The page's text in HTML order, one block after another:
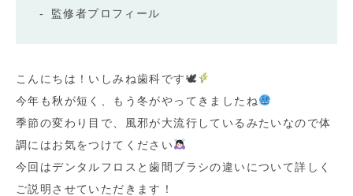
監修者プロフィール
こんにちは！いしみね歯科です🕊
今年も秋が短く、もう冬がやってきましたね
季節の変わり目で、風邪が大流行しているみたいなので体
調にはお気をつけてください
今回はデンタルフロスと歯間ブラシの違いについて詳しく
ご説明させていただきます！